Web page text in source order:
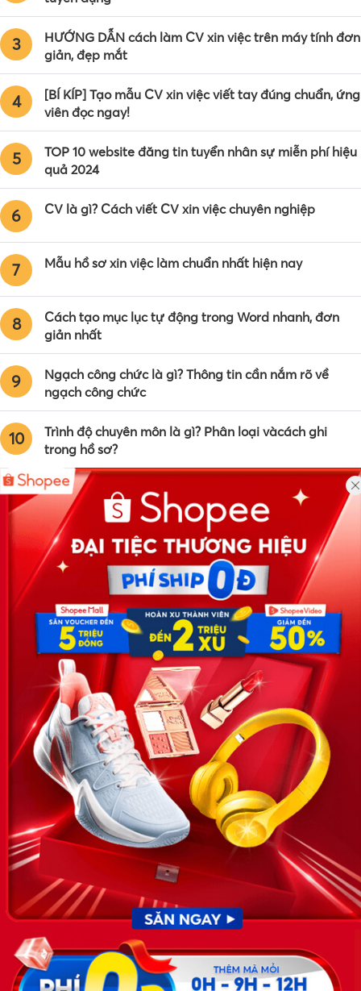
3
HƯỚNG DẪN cách làm CV xin việc trên máy tính đơn
giản, đẹp mắt
4
[BÍ KÍP] Tạo mẫu CV xin việc viết tay đúng chuẩn, ứng
viên đọc ngay!
5
TOP 10 website đăng tin tuyển nhân sự miễn phí hiệu
quả 2024
6 CV là gì? Cách viết CV xin việc chuyên nghiệp
7 Mẫu hồ sơ xin việc làm chuẩn nhất hiện nay
8
Cách tạo mục lục tự động trong Word nhanh, đơn
giản nhất
9
Ngạch công chức là gì? Thông tin cần nắm rõ về
ngạch công chức
10
Trình độ chuyên môn là gì? Phân loại vàcách ghi
trong hồ sơ?
Công ty TNHH Eyeplus Online
Địa chỉ: Số 81, ngõ 68, đường Cầu Giấy, Tổ 05, Phường Quan
Hoa, Quận Cầu Giấy, TP Hà Nội, Việt Nam
SĐT: 0981 448 766
Email:
hotro@timviec.com.vn
VỀ CHÚNG TÔI
News.timviec.com.vn là website cung cấp thông tin liên quan đến
nhân sự, nghề nghiệp do Timviec.com.vn vận hành nhằm giúp
doanh nghiệp, nhân sự tuyển dụng, người đi làm, người tìm việc
cập nhật thông tin và đáp ứng được mong muốn của mình.
KẾT NỐI
Giấy phép hoạt động dịch vụ
việc làm số 54/2019/SLĐTBXH-
GP do Sở lao động thương
binh và xã hội cấp ngày 30
tháng 12 năm 2019.